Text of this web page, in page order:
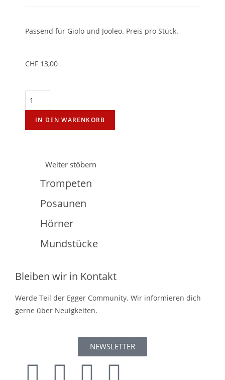
Passend für Giolo und Jooleo. Preis pro Stück.
CHF 13,00
IN DEN WARENKORB
Weiter stöbern
Trompeten
Posaunen
Hörner
Mundstücke
Bleiben wir in Kontakt
Werde Teil der Egger Community. Wir informieren dich
gerne über Neuigkeiten.
NEWSLETTER